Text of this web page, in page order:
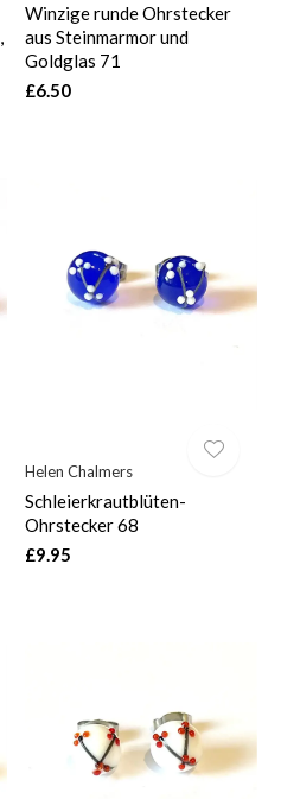
Winzige runde Ohrstecker
aus Steinmarmor und
Goldglas 71
£6.50
Helen Chalmers
Schleierkrautblüten-
Ohrstecker 68
£9.95